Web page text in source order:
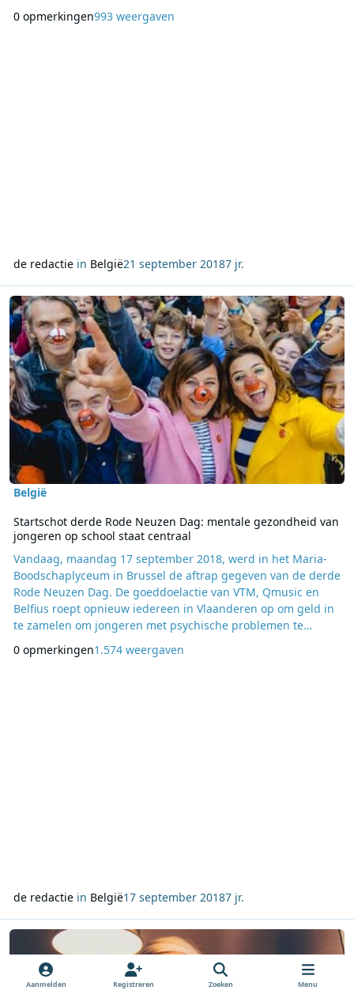
de Limburgse L1, en Omroep Zeeland. En in de Roma in
0 opmerkingen993 weergaven
de redactiein België21 september 20187 jr.
Lees meer over Startschot derde Rode Neuzen Dag: mentale
België
Startschot derde Rode Neuzen Dag: mentale gezondheid van
jongeren op school staat centraal
Vandaag, maandag 17 september 2018, werd in het Maria-
Boodschaplyceum in Brussel de aftrap gegeven van de derde
Rode Neuzen Dag. De goeddoelactie van VTM, Qmusic en
Belfius roept opnieuw iedereen in Vlaanderen op om geld in
te zamelen om jongeren met psychische problemen te
2018, staat dit jaar in het teken van de mentale gezondheid
0 opmerkingen1.574 weergaven
de redactiein België17 september 20187 jr.
Lees meer over Peter Van de Veire en Julie Van den Steen
Aanmelden Registreren Zoeken Menu